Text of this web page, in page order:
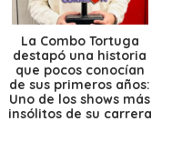
La Combo Tortuga
destapó una historia
que pocos conocían
de sus primeros años:
Uno de los shows más
insólitos de su carrera